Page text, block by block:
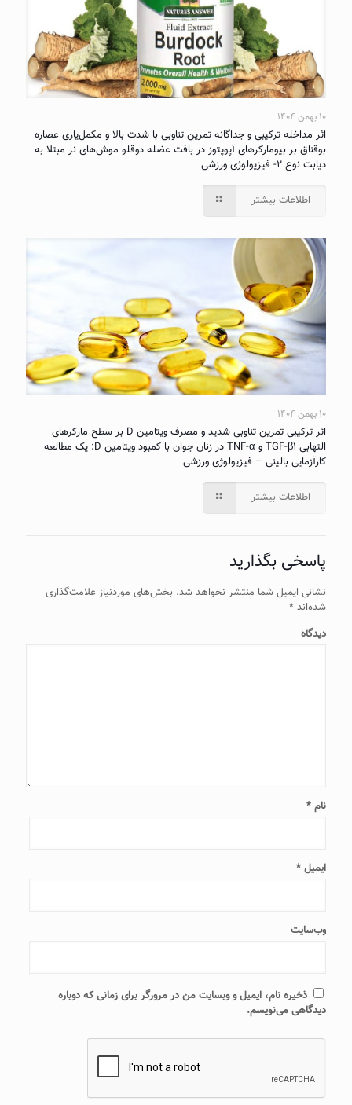
۱۰ بهمن ۱۴۰۴
اثر مداخله ترکیبی و جداگانه تمرین تناوبی با شدت بالا و مکمل‌یاری عصاره
بوقناق بر بیومارکرهای آپوپتوز در بافت عضله دوقلو موش‌های نر مبتلا به
دیابت نوع ۲- فیزیولوژی ورزشی
اطلاعات بیشتر
۱۰ بهمن ۱۴۰۴
اثر ترکیبی تمرین تناوبی شدید و مصرف ویتامین D بر سطح مارکرهای
التهابی TGF-β۱ و TNF-α در زنان جوان با کمبود ویتامین D: یک مطالعه
کارآزمایی بالینی – فیزیولوژی ورزشی
اطلاعات بیشتر
پاسخی بگذارید
نشانی ایمیل شما منتشر نخواهد شد. بخش‌های موردنیاز علامت‌گذاری
شده‌اند *
دیدگاه
نام *
ایمیل *
وب‌سایت
ذخیره نام، ایمیل و وبسایت من در مرورگر برای زمانی که دوباره
دیدگاهی می‌نویسم.